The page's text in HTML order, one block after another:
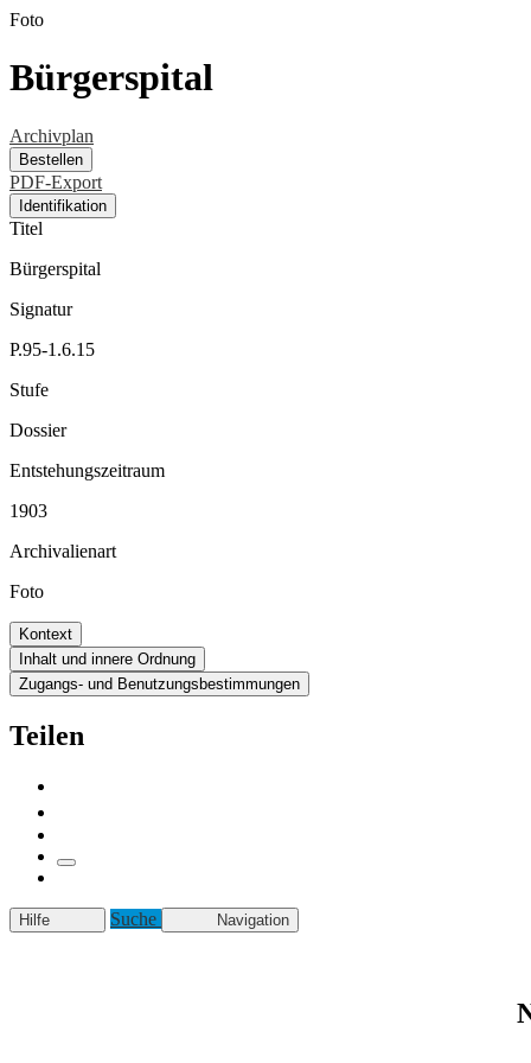
Foto
Bürgerspital
Archivplan
Bestellen
PDF-Export
Identifikation
Titel
Bürgerspital
Signatur
P.95-1.6.15
Stufe
Dossier
Entstehungszeitraum
1903
Archivalienart
Foto
Kontext
Inhalt und innere Ordnung
Zugangs- und Benutzungsbestimmungen
Teilen
Hilfe Suche Navigation